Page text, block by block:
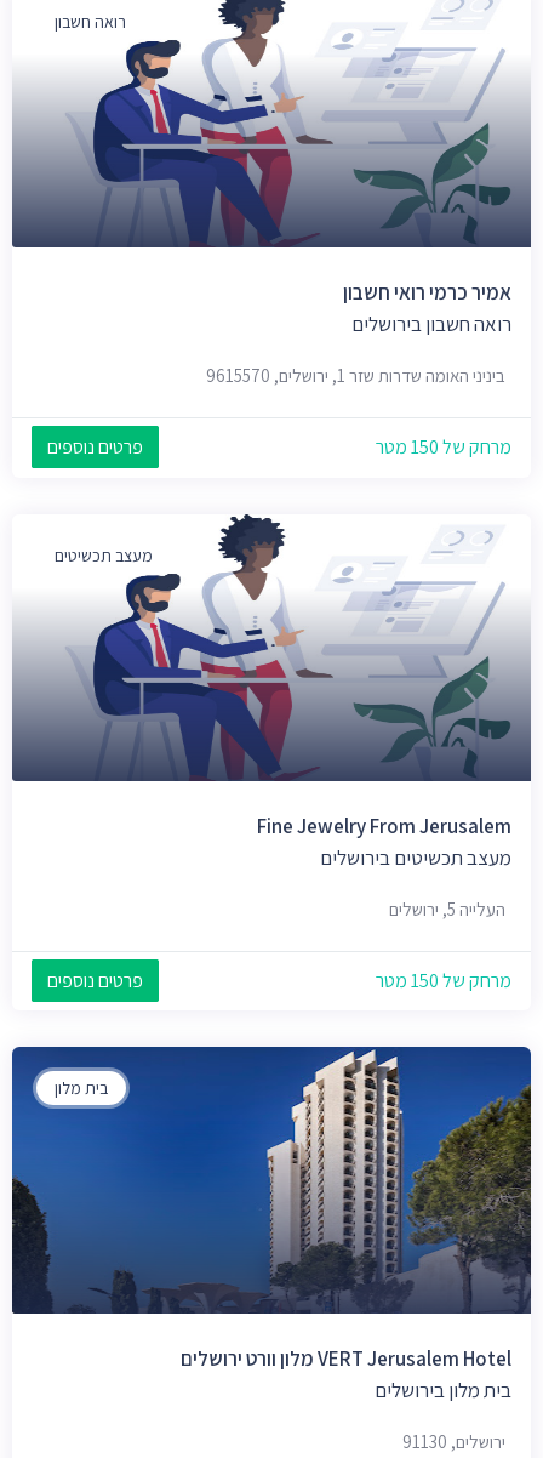
רואה חשבון
אמיר כרמי רואי חשבון
רואה חשבון בירושלים
ביניני האומה שדרות שזר 1, ירושלים, 9615570
מרחק של 150 מטר פרטים נוספים
מעצב תכשיטים
Fine Jewelry From Jerusalem
מעצב תכשיטים בירושלים
העלייה 5, ירושלים
מרחק של 150 מטר פרטים נוספים
בית מלון
VERT Jerusalem Hotel מלון וורט ירושלים
בית מלון בירושלים
ירושלים, 91130